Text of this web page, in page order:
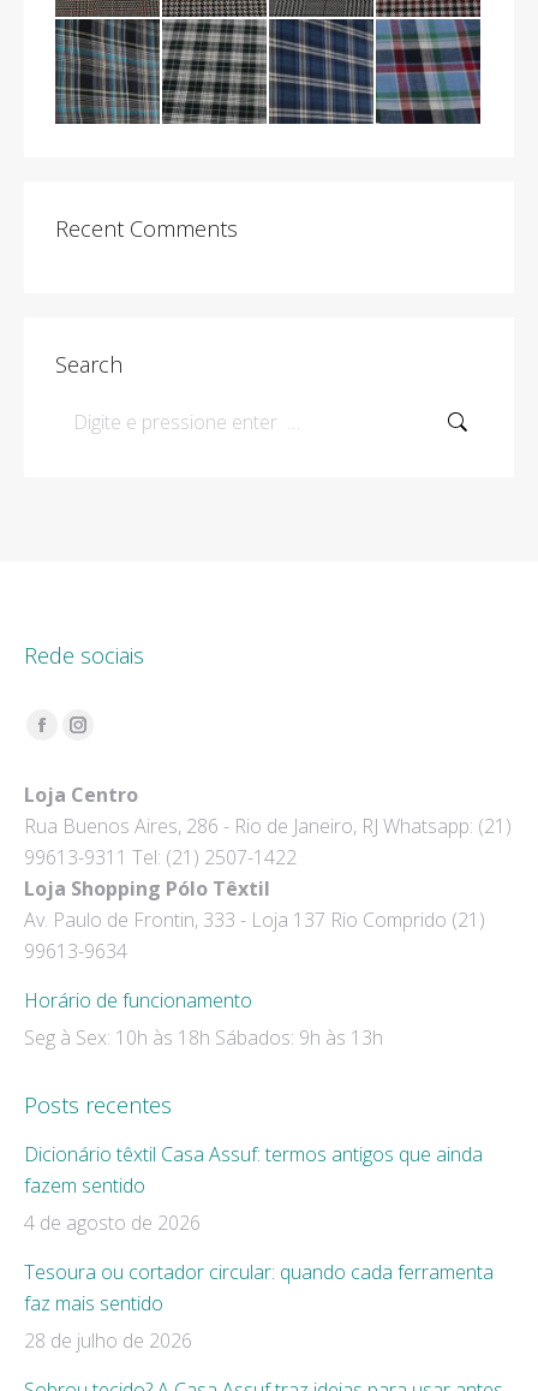
Recent Comments
Search
Search:
Rede sociais
Encontre-nos em:
Facebook
opens
in
new
window
Instagram
opens
in
new
window
Loja Centro
Rua Buenos Aires, 286 - Rio de Janeiro, RJ Whatsapp: (21)
99613-9311 Tel: (21) 2507-1422
Loja Shopping Pólo Têxtil
Av. Paulo de Frontin, 333 - Loja 137 Rio Comprido (21)
99613-9634
Horário de funcionamento
Seg à Sex: 10h às 18h Sábados: 9h às 13h
Posts recentes
Dicionário têxtil Casa Assuf: termos antigos que ainda
fazem sentido
4 de agosto de 2026
Tesoura ou cortador circular: quando cada ferramenta
faz mais sentido
28 de julho de 2026